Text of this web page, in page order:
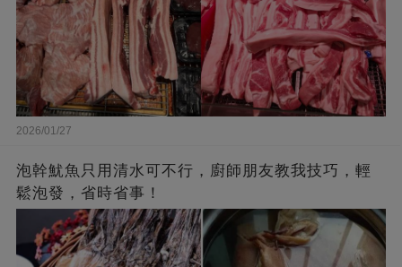
2026/01/27
泡幹魷魚只用清水可不行，廚師朋友教我技巧，輕
鬆泡發，省時省事！